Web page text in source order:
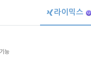
라이믹스
능 케치북5